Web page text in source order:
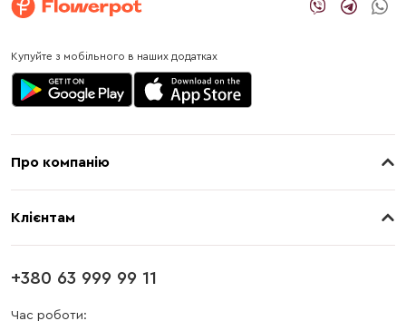
Купуйте з мобільного в наших додатках
Про компанію
Клієнтам
Оплата
Блог
+380 63 999 99 11
Час роботи: